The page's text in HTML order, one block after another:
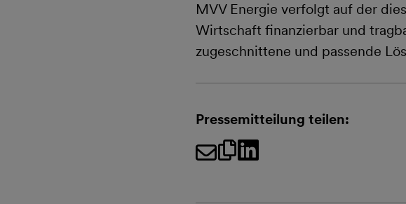
MVV Energie verfolgt auf der
Wirtschaft finanzierbar und
zugeschnittene und passende
Pressemitteilung teilen: